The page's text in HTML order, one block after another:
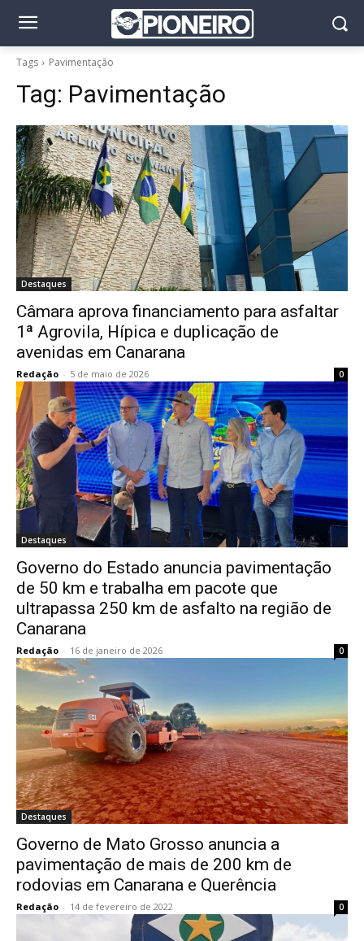
Tags Pavimentação
Tag: Pavimentação
Destaques
Câmara aprova financiamento para asfaltar
1ª Agrovila, Hípica e duplicação de
avenidas em Canarana
Redação - 5 de maio de 2026 0
Destaques
Governo do Estado anuncia pavimentação
de 50 km e trabalha em pacote que
ultrapassa 250 km de asfalto na região de
Canarana
Redação - 16 de janeiro de 2026 0
Destaques
Governo de Mato Grosso anuncia a
pavimentação de mais de 200 km de
rodovias em Canarana e Querência
Redação - 14 de fevereiro de 2022 0